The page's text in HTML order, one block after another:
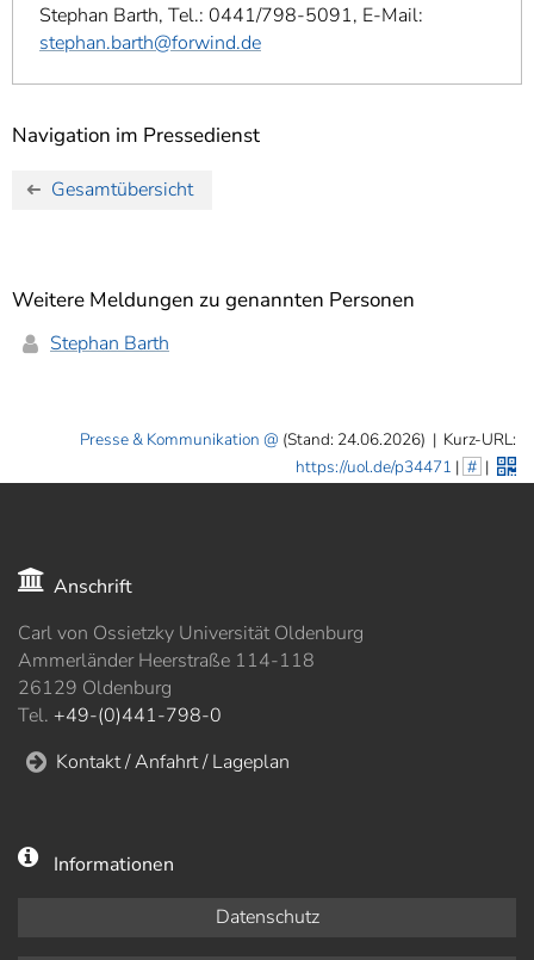
Stephan Barth, Tel.: 0441/798-5091, E-Mail:
stephan.barth@forwind.de
Navigation im Pressedienst
Gesamtübersicht
Weitere Meldungen zu genannten Personen
Stephan Barth
Presse & Kommunikation (Stand: 24.06.2026) | Kurz-URL:
https://uol.de/p34471 | # |
Anschrift
Carl von Ossietzky Universität Oldenburg
Ammerländer Heerstraße 114-118
26129 Oldenburg
Tel. +49-(0)441-798-0
Kontakt / Anfahrt / Lageplan
Informationen
Datenschutz